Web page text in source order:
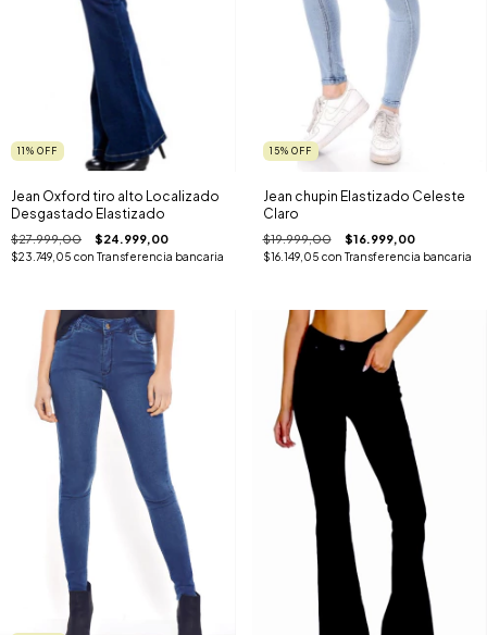
11 % OFF
Jean Oxford tiro alto Localizado
Desgastado Elastizado
$27.999,00 $24.999,00
$23.749,05 con Transferencia bancaria
15% OFF
Jean chupin Elastizado Celeste
Claro
$19.999,00 $16.999,00
$16.149,05 con Transferencia bancaria